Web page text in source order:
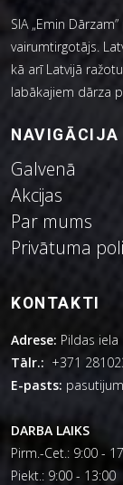
SIA „Emin
vairumtirgotājs.
kā arī Latvijā
labākajiem dārza
NAVIGĀCIJA
Galvenā
Akcijas
Par mums
Privātuma
KONTAKTI
Adrese: Pildas iela
Tālr.: +371
E-pasts:
DARBA LAIKS
Pirm.-Cet.: 9:00 -
Piekt.: 9:00 - 13:00